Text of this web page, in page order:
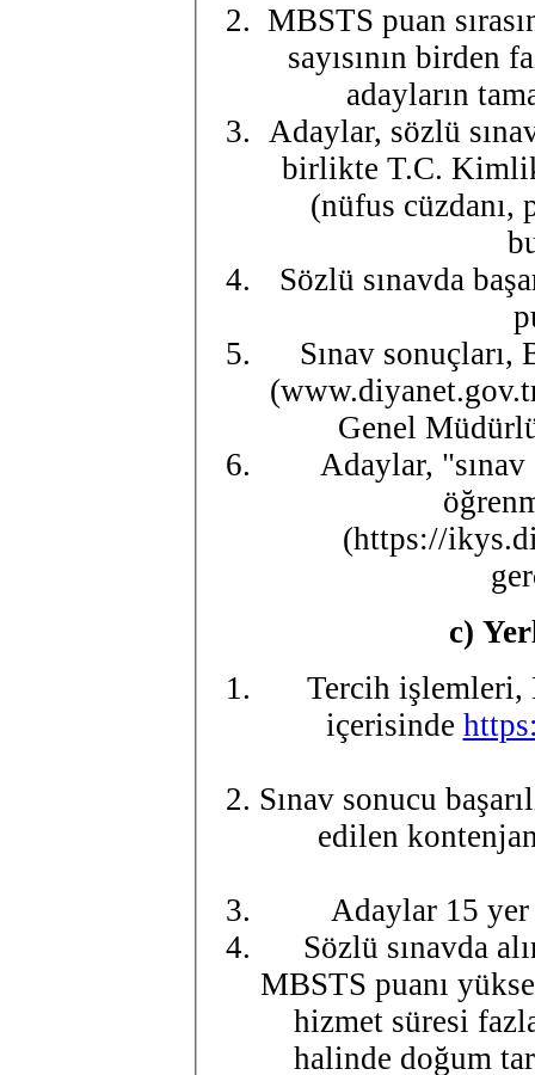
MBSTS puan
sayısının birden
adayların
Adaylar, sözlü
birlikte T.C.
(nüfus cüzdanı,
Sözlü sınavda
Sınav sonuçları,
Genel
Adaylar,
(https://
c)
Tercih işlemleri,
içerisinde
Sınav sonucu
edilen
Adaylar 15
Sözlü sınavda
MBSTS puanı
hizmet süresi
halinde doğum